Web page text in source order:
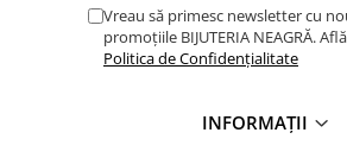
Vreau să primesc newsletter cu
promoțiile BIJUTERIA NEAGRĂ.
Politica de Confidențialitate
INFORMAȚII